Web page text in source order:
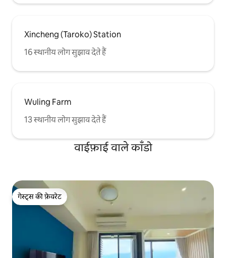
Xincheng (Taroko) Station
16 स्थानीय लोग सुझाव देते हैं
Wuling Farm
13 स्थानीय लोग सुझाव देते हैं
वाईफ़ाई वाले काँडो
गेस्ट्स की फ़ेवरेट
गेस्ट्स की फ़ेवरेट